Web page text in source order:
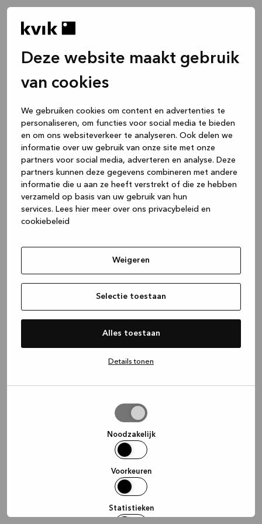
Deze website maakt gebruik
van cookies
We gebruiken cookies om content en advertenties te
personaliseren, om functies voor social media te bieden
en om ons websiteverkeer te analyseren. Ook delen we
informatie over uw gebruik van onze site met onze
partners voor social media, adverteren en analyse. Deze
partners kunnen deze gegevens combineren met andere
informatie die u aan ze heeft verstrekt of die ze hebben
verzameld op basis van uw gebruik van hun
services. Lees hier meer over ons privacybeleid en
cookiebeleid
Weigeren
Selectie toestaan
Alles toestaan
Details tonen
Noodzakelijk
Voorkeuren
Statistieken
(see the browser console for more
information).